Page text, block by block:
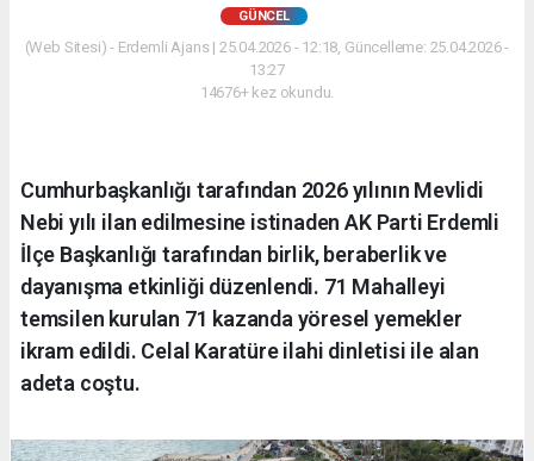
GÜNCEL
(Web Sitesi) - Erdemli Ajans | 25.04.2026 - 12:18, Güncelleme: 25.04.2026 -
13:27
14676+ kez okundu.
Cumhurbaşkanlığı tarafından 2026 yılının Mevlidi
Nebi yılı ilan edilmesine istinaden AK Parti Erdemli
İlçe Başkanlığı tarafından birlik, beraberlik ve
dayanışma etkinliği düzenlendi. 71 Mahalleyi
temsilen kurulan 71 kazanda yöresel yemekler
ikram edildi. Celal Karatüre ilahi dinletisi ile alan
adeta coştu.